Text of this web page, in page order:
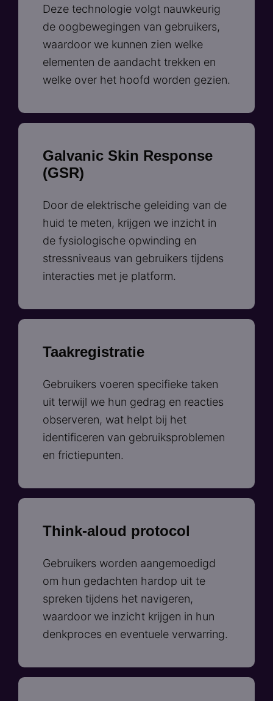
Deze technologie volgt nauwkeurig
de oogbewegingen van gebruikers,
waardoor we kunnen zien welke
elementen de aandacht trekken en
welke over het hoofd worden gezien.
Galvanic Skin Response
(GSR)
Door de elektrische geleiding van de
huid te meten, krijgen we inzicht in
de fysiologische opwinding en
stressniveaus van gebruikers tijdens
interacties met je platform.
Taakregistratie
Gebruikers voeren specifieke taken
uit terwijl we hun gedrag en reacties
observeren, wat helpt bij het
identificeren van gebruiksproblemen
en frictiepunten.
Think-aloud protocol
Gebruikers worden aangemoedigd
om hun gedachten hardop uit te
spreken tijdens het navigeren,
waardoor we inzicht krijgen in hun
denkproces en eventuele verwarring.